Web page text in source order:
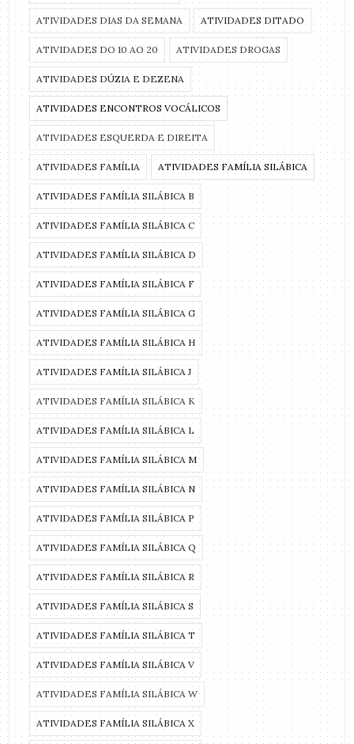
ATIVIDADES DIAS DA SEMANA ATIVIDADES DITADO
ATIVIDADES DO 10 AO 20 ATIVIDADES DROGAS
ATIVIDADES DÚZIA E DEZENA
ATIVIDADES ENCONTROS VOCÁLICOS
ATIVIDADES ESQUERDA E DIREITA
ATIVIDADES FAMÍLIA ATIVIDADES FAMÍLIA SILÁBICA
ATIVIDADES FAMÍLIA SILÁBICA B
ATIVIDADES FAMÍLIA SILÁBICA C
ATIVIDADES FAMÍLIA SILÁBICA D
ATIVIDADES FAMÍLIA SILÁBICA F
ATIVIDADES FAMÍLIA SILÁBICA G
ATIVIDADES FAMÍLIA SILÁBICA H
ATIVIDADES FAMÍLIA SILÁBICA J
ATIVIDADES FAMÍLIA SILÁBICA K
ATIVIDADES FAMÍLIA SILÁBICA L
ATIVIDADES FAMÍLIA SILÁBICA M
ATIVIDADES FAMÍLIA SILÁBICA N
ATIVIDADES FAMÍLIA SILÁBICA P
ATIVIDADES FAMÍLIA SILÁBICA Q
ATIVIDADES FAMÍLIA SILÁBICA R
ATIVIDADES FAMÍLIA SILÁBICA S
ATIVIDADES FAMÍLIA SILÁBICA T
ATIVIDADES FAMÍLIA SILÁBICA V
ATIVIDADES FAMÍLIA SILÁBICA W
ATIVIDADES FAMÍLIA SILÁBICA X